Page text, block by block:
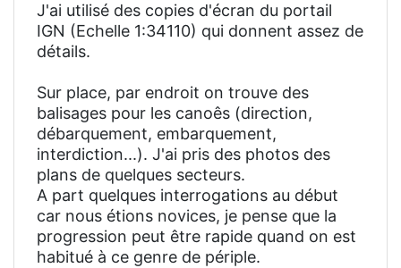
J'ai utilisé des copies d'écran du portail
IGN (Echelle 1:34110) qui donnent assez de
détails.
Sur place, par endroit on trouve des
balisages pour les canoês (direction,
débarquement, embarquement,
interdiction...). J'ai pris des photos des
plans de quelques secteurs.
A part quelques interrogations au début
car nous étions novices, je pense que la
progression peut être rapide quand on est
habitué à ce genre de périple.